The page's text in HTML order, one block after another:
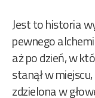
Jest to historia
pewnego
aż po dzień, w
stanął w
zdzielona w